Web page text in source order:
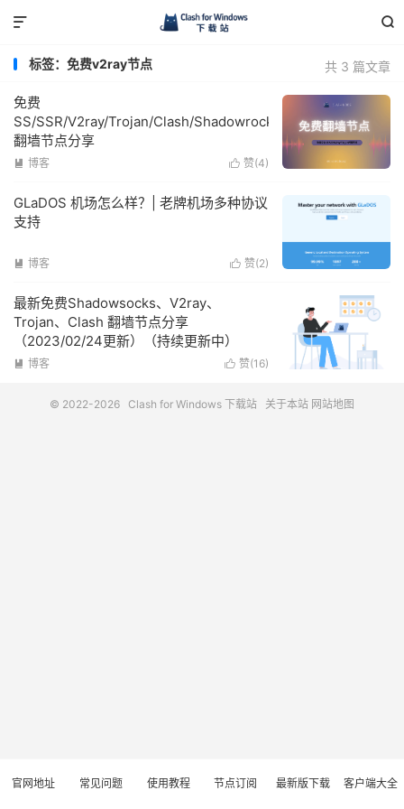


共 3 篇文章
标签：免费v2ray节点
免费
SS/SSR/V2ray/Trojan/Clash/Shadowrocket
翻墙节点分享
 赞(4)
 博客
GLaDOS 机场怎么样？| 老牌机场多种协议
支持
 赞(2)
 博客
最新免费Shadowsocks、V2ray、
Trojan、Clash 翻墙节点分享
（2023/02/24更新）（持续更新中）
 赞(16)
 博客
© 2022-2026 Clash for Windows 下载站 关于本站 网站地图
官网地址 常见问题 使用教程 节点订阅 最新版下载 客户端大全